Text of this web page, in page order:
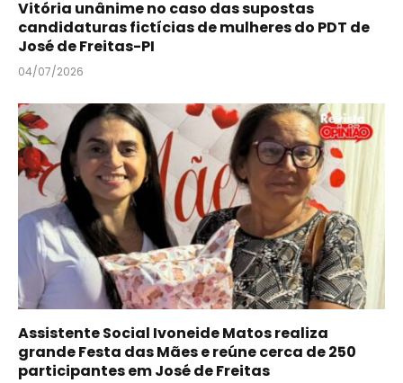
Vitória unânime no caso das supostas
candidaturas fictícias de mulheres do PDT de
José de Freitas-PI
04/07/2026
Assistente Social Ivoneide Matos realiza
grande Festa das Mães e reúne cerca de 250
participantes em José de Freitas